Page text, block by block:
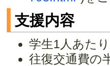
支援内容
学生1人あた
往復交通費の